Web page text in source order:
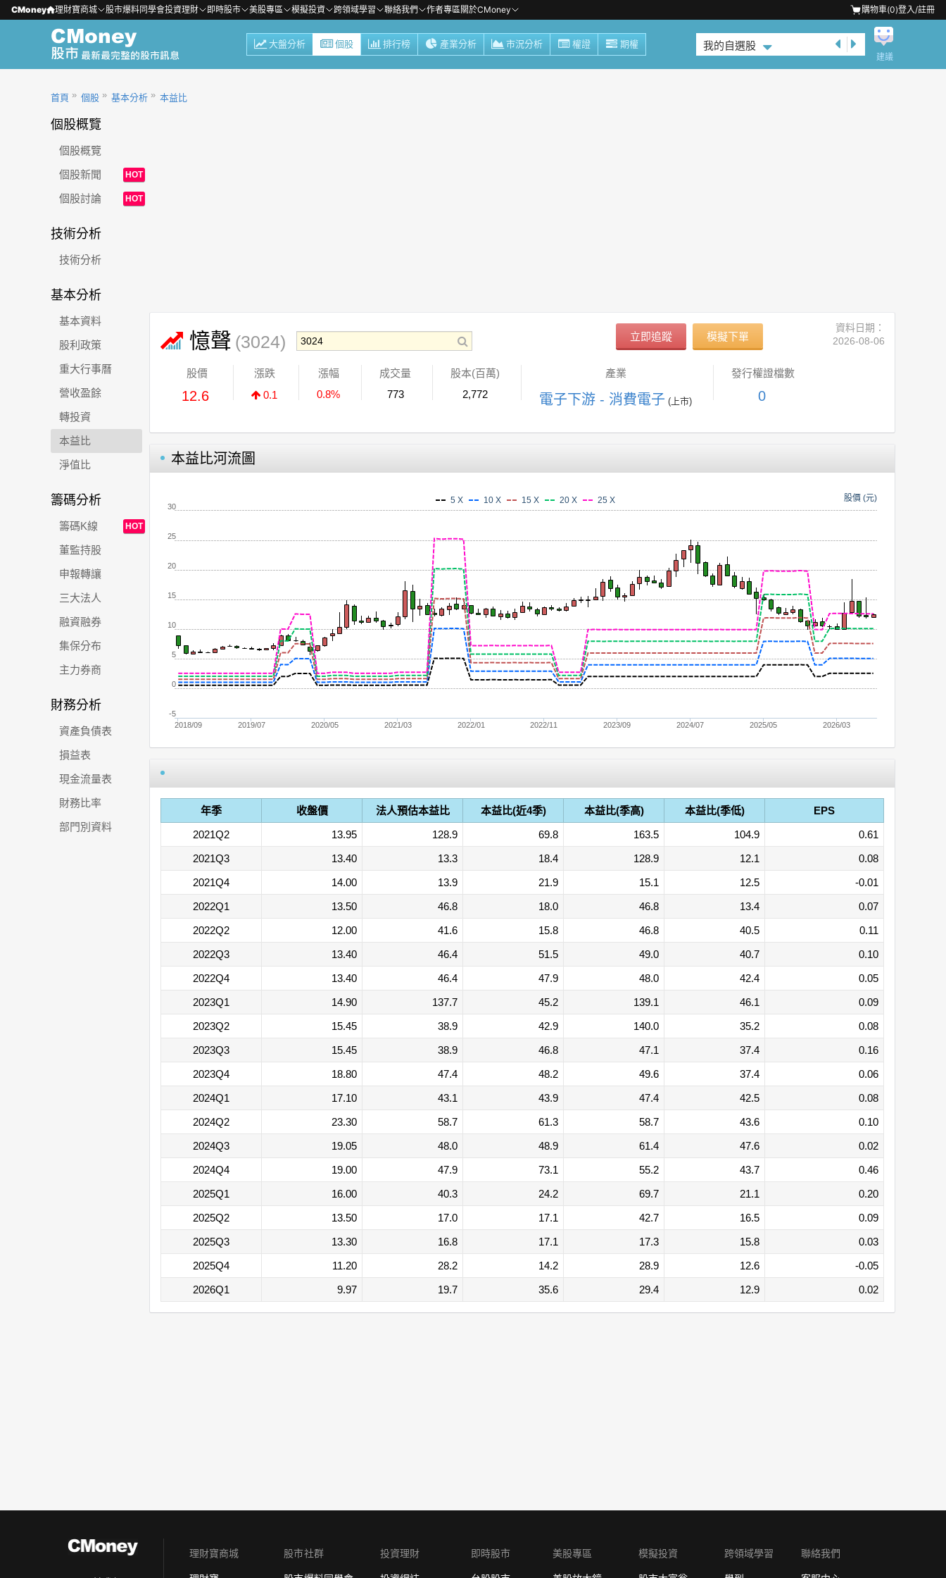
CMoney 理財寶商城 股市爆料同學會投資理財 即時股市 美股專區 模擬投資 跨領域學習 聯絡我們 作者專區關於CMoney 購物車(0)登入/註冊
大盤分析 個股 排行榜 產業分析 市況分析 權證 期權 我的自選股
建議
首頁 個股 基本分析 本益比
個股概覽
個股概覽
個股新聞
HOT
個股討論 HOT
技術分析
技術分析
基本分析
基本資料
股利政策
重大行事曆
營收盈餘
轉投資
本益比
淨值比
籌碼分析
籌碼K線 HOT
董監持股
申報轉讓
三大法人
融資融券
集保分布
主力券商
財務分析
資產負債表
損益表
現金流量表
財務比率
部門別資料
憶聲 (3024) 立即追蹤 模擬下單
資料日期：
2026-08-06
股價
12.6
漲跌
0.1
漲幅
0.8%
成交量
773
股本(百萬)
2,772
產業
電子下游 - 消費電子 (上市)
發行權證檔數
0
本益比河流圖
股價 (元)
5 X 10 X 15 X 20 X 25 X
2018/09 2019/07 2020/05 2021/03 2022/01 2022/11 2023/09 2024/07 2025/05 2026/03
-5
0
5
10
15
20
25
30
年季 收盤價 法人預估本益比 本益比(近4季) 本益比(季高) 本益比(季低)
EPS
2021Q2
13.95 128.9 69.8 163.5 104.9
0.61
2021Q3
13.40 13.3 18.4 128.9 12.1
0.08
2021Q4
14.00 13.9 21.9 15.1 12.5
-0.01
2022Q1
13.50 46.8 18.0 46.8 13.4
0.07
2022Q2
12.00 41.6 15.8 46.8 40.5
0.11
2022Q3
13.40 46.4 51.5 49.0 40.7
0.10
2022Q4
13.40 46.4 47.9 48.0 42.4
0.05
2023Q1
14.90 137.7 45.2 139.1 46.1
0.09
2023Q2
15.45 38.9 42.9 140.0 35.2
0.08
2023Q3
15.45 38.9 46.8 47.1 37.4
0.16
2023Q4
18.80 47.4 48.2 49.6 37.4
0.06
2024Q1
17.10 43.1 43.9 47.4 42.5
0.08
2024Q2
23.30 58.7 61.3 58.7 43.6
0.10
2024Q3
19.05 48.0 48.9 61.4 47.6
0.02
2024Q4
19.00 47.9 73.1 55.2 43.7
0.46
2025Q1
16.00 40.3 24.2 69.7 21.1
0.20
2025Q2
13.50 17.0 17.1 42.7 16.5
0.09
2025Q3
13.30 16.8 17.1 17.3 15.8
0.03
2025Q4
11.20 28.2 14.2 28.9 12.6
-0.05
2026Q1
9.97 19.7 35.6 29.4 12.9 0.02
理財寶商城 股市社群 投資理財 即時股市 美股專區 模擬投資 跨領域學習 聯絡我們